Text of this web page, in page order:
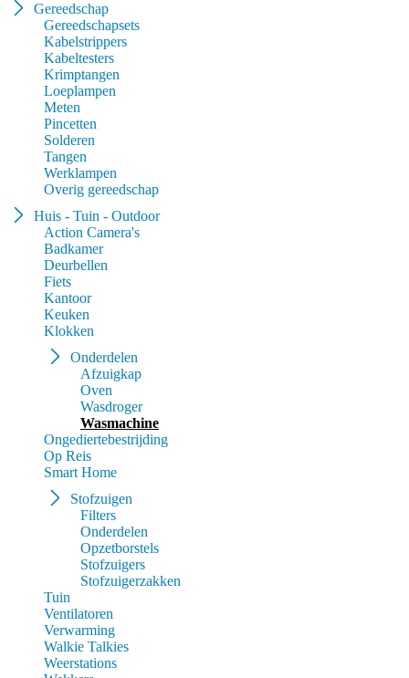
Gereedschap
Gereedschapsets
Kabelstrippers
Kabeltesters
Krimptangen
Loeplampen
Meten
Pincetten
Solderen
Tangen
Werklampen
Overig gereedschap
Huis - Tuin - Outdoor
Action Camera's
Badkamer
Deurbellen
Fiets
Kantoor
Keuken
Klokken
Onderdelen
Afzuigkap
Oven
Wasdroger
Wasmachine
Ongediertebestrijding
Op Reis
Smart Home
Stofzuigen
Filters
Onderdelen
Opzetborstels
Stofzuigers
Stofzuigerzakken
Tuin
Ventilatoren
Verwarming
Walkie Talkies
Weerstations